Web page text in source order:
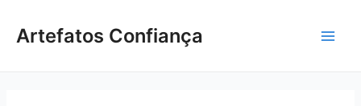
paraArtefatos Confiança
navigation